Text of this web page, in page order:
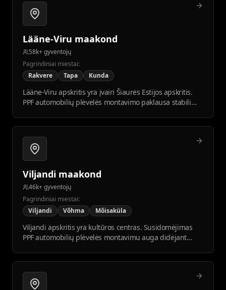
Lääne-Viru maakond
58k+ gyventojų
Pagrindiniai miestai:
Rakvere
Tapa Kunda
Lääne-Viru apskritis yra įvairi Šiaurės Estijos apskritis.
PPF automobilių plėvelės montavimo paklausa stabili
Viljandi maakond
46k+ gyventojų
Pagrindiniai miestai:
Viljandi
Võhma Mõisaküla
Viljandi apskritis yra kultūros centras. Susidomėjimas
PPF automobilių plėvelės montavimu auga didėjant